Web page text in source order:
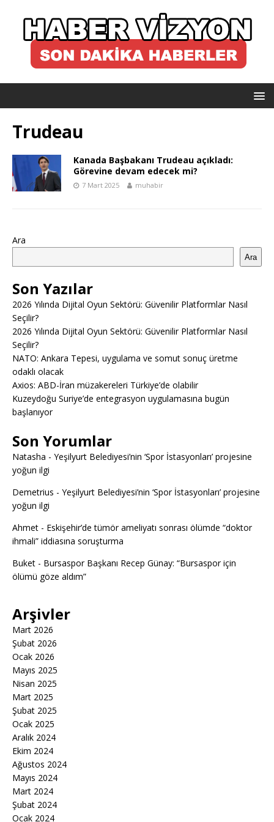
Trudeau
Kanada Başbakanı Trudeau açıkladı:
Görevine devam edecek mi?
7 Mart 2025 muhabir
Ara
Ara
Son Yazılar
2026 Yılında Dijital Oyun Sektörü: Güvenilir Platformlar Nasıl
Seçilir?
2026 Yılında Dijital Oyun Sektörü: Güvenilir Platformlar Nasıl
Seçilir?
NATO: Ankara Tepesi, uygulama ve somut sonuç üretme
odaklı olacak
Axios: ABD-İran müzakereleri Türkiye’de olabilir
Kuzeydoğu Suriye’de entegrasyon uygulamasına bugün
başlanıyor
Son Yorumlar
Natasha - Yeşilyurt Belediyesi’nin ‘Spor İstasyonları’ projesine
yoğun ilgi
Demetrius - Yeşilyurt Belediyesi’nin ‘Spor İstasyonları’ projesine
yoğun ilgi
Ahmet - Eskişehir’de tümör ameliyatı sonrası ölümde “doktor
ihmali” iddiasına soruşturma
Buket - Bursaspor Başkanı Recep Günay: “Bursaspor için
ölümü göze aldım”
Arşivler
Mart 2026
Şubat 2026
Ocak 2026
Mayıs 2025
Nisan 2025
Mart 2025
Şubat 2025
Ocak 2025
Aralık 2024
Ekim 2024
Ağustos 2024
Mayıs 2024
Mart 2024
Şubat 2024
Ocak 2024